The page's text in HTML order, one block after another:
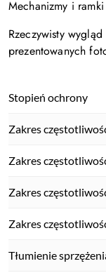
Mechanizmy i
Rzeczywisty
prezentowanych
Stopień ochrony
Zakres
Zakres
Zakres
Zakres
Tłumienie